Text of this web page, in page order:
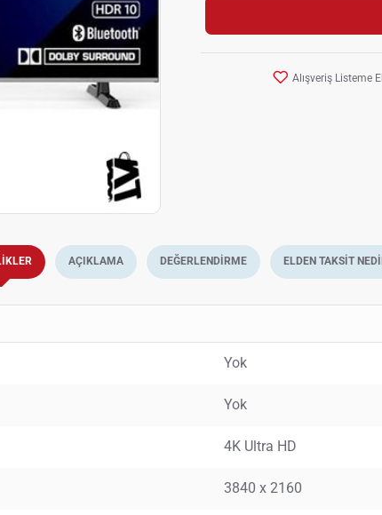
Alışveriş Listeme
AÇIKLAMA DEĞERLENDIRME ELDEN TAKSIT
Yok
Yok
4K Ultra HD
3840 x 2160